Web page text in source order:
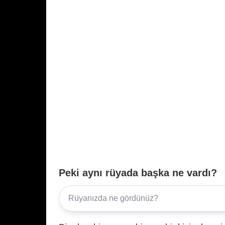
Peki aynı rüyada başka ne vardı?